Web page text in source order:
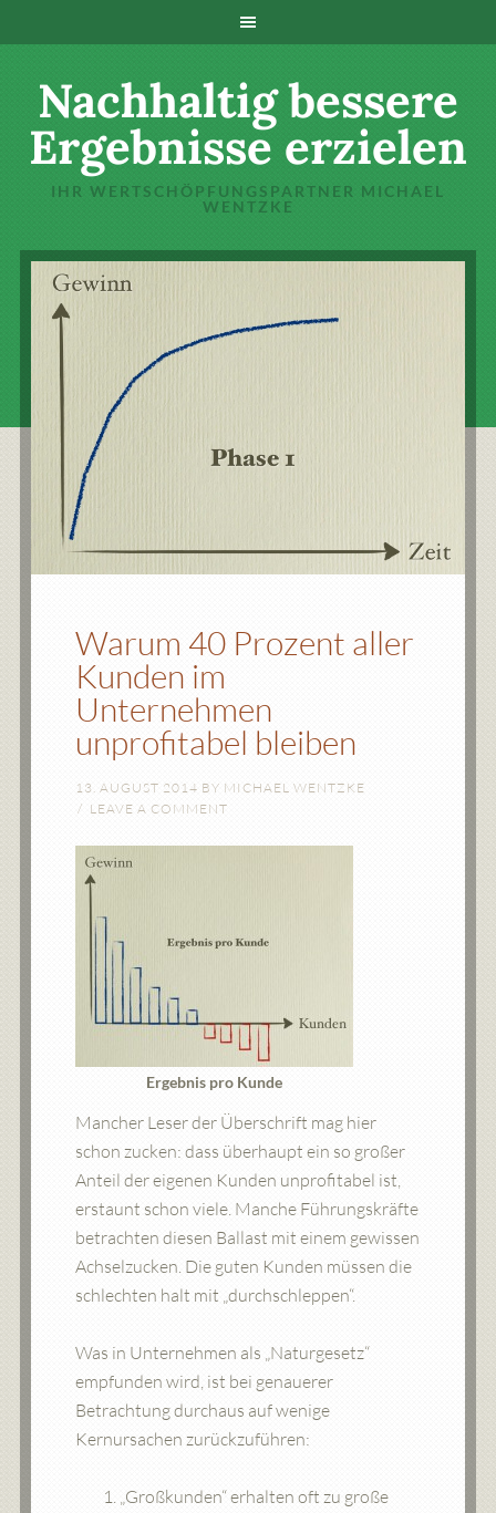
Nachhaltig bessere
Ergebnisse erzielen
IHR WERTSCHÖPFUNGSPARTNER MICHAEL
WENTZKE
Warum 40 Prozent aller
Kunden im
Unternehmen
unprofitabel bleiben
13. AUGUST 2014 BY MICHAEL WENTZKE
LEAVE A COMMENT
Ergebnis pro Kunde
Mancher Leser der Überschrift mag hier
schon zucken: dass überhaupt ein so großer
Anteil der eigenen Kunden unprofitabel ist,
erstaunt schon viele. Manche Führungskräfte
betrachten diesen Ballast mit einem gewissen
Achselzucken. Die guten Kunden müssen die
schlechten halt mit „durchschleppen“.
Was in Unternehmen als „Naturgesetz“
empfunden wird, ist bei genauerer
Betrachtung durchaus auf wenige
Kernursachen zurückzuführen:
„Großkunden“ erhalten oft zu große